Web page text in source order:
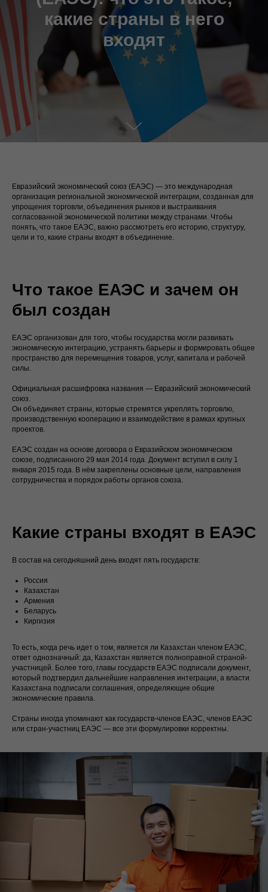
какие страны в него
входят
Евразийский экономический союз (ЕАЭС) — это международная
организация региональной экономической интеграции, созданная для
упрощения торговли, объединения рынков и выстраивания
согласованной экономической политики между странами. Чтобы
понять, что такое ЕАЭС, важно рассмотреть его историю, структуру,
цели и то, какие страны входят в объединение.
Что такое ЕАЭС и зачем он
был создан
ЕАЭС организован для того, чтобы государства могли развивать
экономическую интеграцию, устранять барьеры и формировать общее
пространство для перемещения товаров, услуг, капитала и рабочей
силы.
Официальная расшифровка названия — Евразийский экономический
союз.
Он объединяет страны, которые стремятся укреплять торговлю,
производственную кооперацию и взаимодействие в рамках крупных
проектов.
ЕАЭС создан на основе договора о Евразийском экономическом
союзе, подписанного 29 мая 2014 года. Документ вступил в силу 1
января 2015 года. В нём закреплены основные цели, направления
сотрудничества и порядок работы органов союза.
Какие страны входят в ЕАЭС
В состав на сегодняшний день входят пять государств:
Россия
Казахстан
Армения
Беларусь
Киргизия
То есть, когда речь идет о том, является ли Казахстан членом ЕАЭС,
ответ однозначный: да, Казахстан является полноправной страной-
участницей. Более того, главы государств ЕАЭС подписали документ,
который подтвердил дальнейшие направления интеграции, а власти
Казахстана подписали соглашения, определяющие общие
экономические правила.
Страны иногда упоминают как государств-членов ЕАЭС, членов ЕАЭС
или стран-участниц ЕАЭС — все эти формулировки корректны.